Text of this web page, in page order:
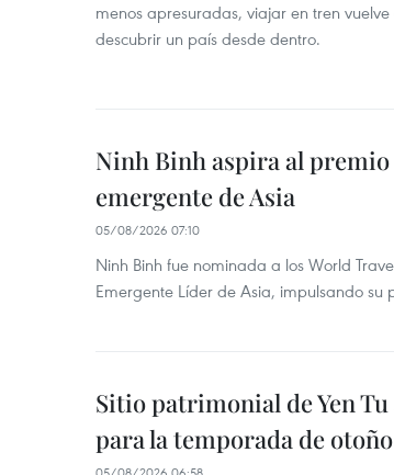
menos apresuradas, viajar en tren
descubrir un país desde dentro.
Ninh Binh aspira al
emergente de Asia
05/08/2026 07:10
Ninh Binh fue nominada a los World
Emergente Líder de Asia, impulsando su
Sitio patrimonial de Yen
para la temporada de otoño